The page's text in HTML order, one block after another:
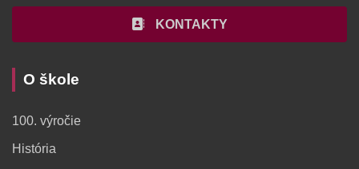
KONTAKTY
O škole
100. výročie
História